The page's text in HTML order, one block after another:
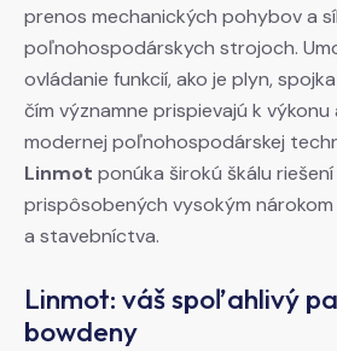
prenos mechanických pohybov a
poľnohospodárskych strojoch.
ovládanie funkcií, ako je plyn,
čím významne prispievajú k
modernej poľnohospodárskej
Linmot ponúka širokú škálu
prispôsobených vysokým
a stavebníctva.
Linmot: váš spoľahlivý
bowdeny